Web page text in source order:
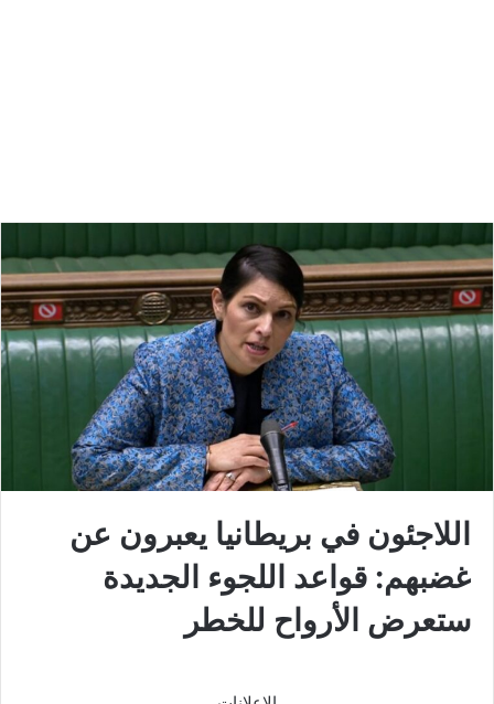
اللاجئون في بريطانيا يعبرون عن
غضبهم: قواعد اللجوء الجديدة
ستعرض الأرواح للخطر
الإعلانات